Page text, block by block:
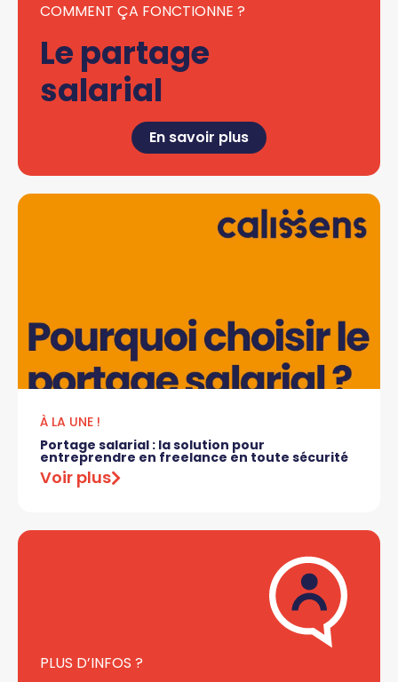
COMMENT ÇA FONCTIONNE ?
Le partage
salarial
En savoir plus
À LA UNE !
Portage salarial : la solution pour
entreprendre en freelance en toute sécurité
Voir plus
PLUS D’INFOS ?